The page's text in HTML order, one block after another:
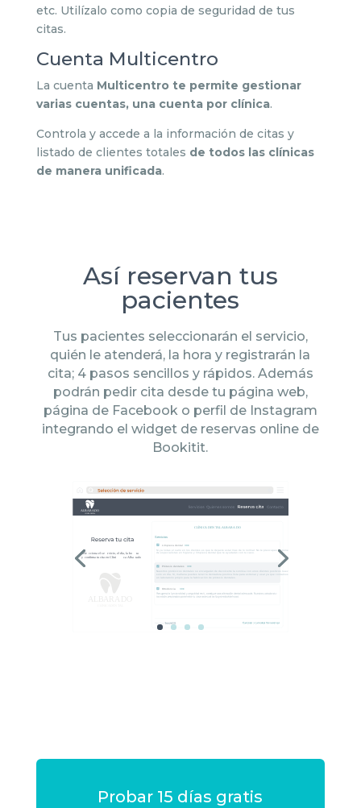
etc. Utilízalo como copia de seguridad de tus
citas.
Cuenta Multicentro
La cuenta Multicentro te permite gestionar
varias cuentas, una cuenta por clínica.
Controla y accede a la información de citas y
listado de clientes totales de todos las clínicas
de manera unificada.
Así reservan tus
pacientes
Tus pacientes seleccionarán el servicio,
quién le atenderá, la hora y registrarán la
cita; 4 pasos sencillos y rápidos. Además
podrán pedir cita desde tu página web,
página de Facebook o perfil de Instagram
integrando el widget de reservas online de
Bookitit.
Probar 15 días gratis